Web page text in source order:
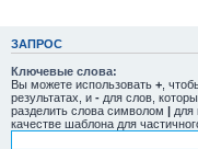
ЗАПРОС
Ключевые слова:
Вы можете использовать + ,
результатах, и - для слов,
разделить слова символом | для
качестве шаблона для